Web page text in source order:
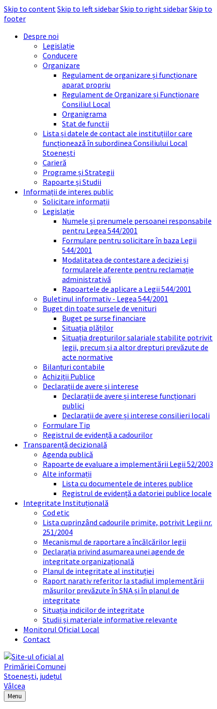
Skip to contentSkip to left sidebarSkip to right sidebarSkip to
footer
Despre noi
Legislație
Conducere
Organizare
Regulament de organizare și funcționare
aparat propriu
Regulament de Organizare și Funcționare
Consiliul Local
Organigrama
Stat de functii
Lista și datele de contact ale instituțiilor care
funcționează în subordinea Consiliului Local
Stoenești
Carieră
Programe și Strategii
Rapoarte și Studii
Informații de interes public
Solicitare informații
Legislație
Numele și prenumele persoanei responsabile
pentru Legea 544/2001
Formulare pentru solicitare în baza Legii
544/2001
Modalitatea de contestare a deciziei și
formularele aferente pentru reclamație
administrativă
Rapoartele de aplicare a Legii 544/2001
Buletinul informativ - Legea 544/2001
Buget din toate sursele de venituri
Buget pe surse financiare
Situația plăților
Situația drepturilor salariale stabilite potrivit
legii, precum și a altor drepturi prevăzute de
acte normative
Bilanțuri contabile
Achiziții Publice
Declarații de avere și interese
Declarații de avere și interese funcționari
publici
Declarații de avere și interese consilieri locali
Formulare Tip
Registrul de evidență a cadourilor
Transparență decizională
Agenda publică
Rapoarte de evaluare a implementării Legii 52/2003
Alte informații
Lista cu documentele de interes publice
Registrul de evidență a datoriei publice locale
Integritate Instituțională
Cod etic
Lista cuprinzând cadourile primite, potrivit Legii nr.
251/2004
Mecanismul de raportare a încălcărilor legii
Declarația privind asumarea unei agende de
integritate organizațională
Planul de integritate al instituției
Raport narativ referitor la stadiul implementării
măsurilor prevăzute în SNA și în planul de
integritate
Situația indicilor de integritate
Studii și materiale informative relevante
Monitorul Oficial Local
Contact
Menu